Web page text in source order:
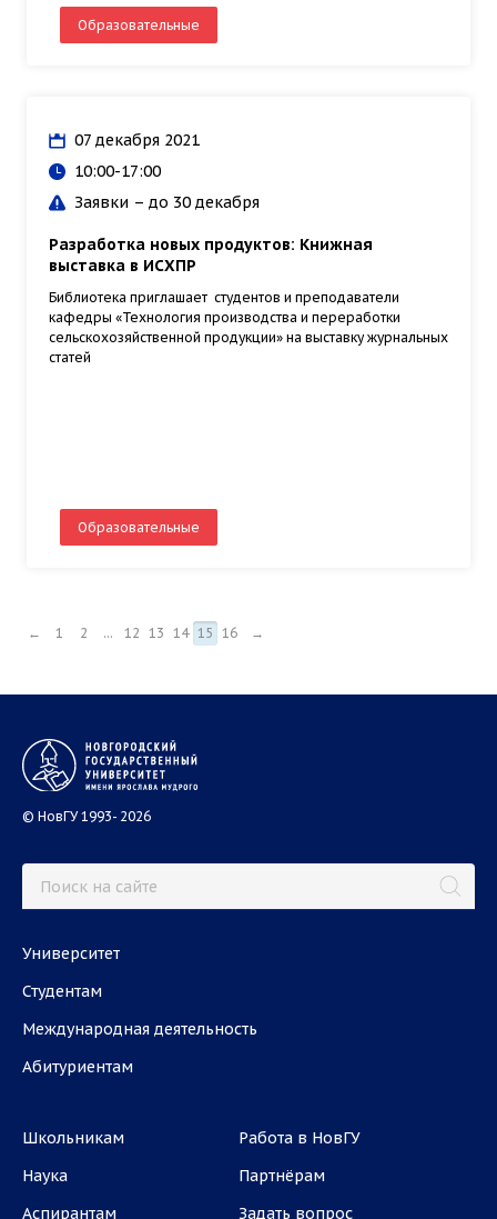
Образовательные
07 декабря 2021
10:00-17:00
Заявки – до 30 декабря
Разработка новых продуктов: Книжная
выставка в ИСХПР
Библиотека приглашает студентов и преподаватели
кафедры «Технология производства и переработки
сельскохозяйственной продукции» на выставку журнальных
статей
Образовательные
← 1 2 ... 12 13 14 15 16 →
© НовГУ 1993- 2026
Университет
Студентам
Международная деятельность
Абитуриентам
Школьникам
Наука
Аспирантам
Работа в НовГУ
Партнёрам
Задать вопрос